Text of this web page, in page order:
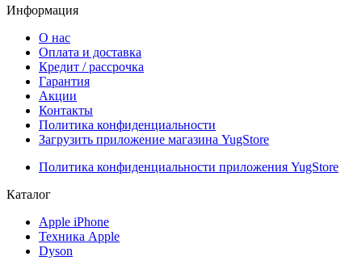
Информация
О нас
Оплата и доставка
Кредит / рассрочка
Гарантия
Акции
Контакты
Политика конфиденциальности
Загрузить приложение магазина YugStore
Политика конфиденциальности приложения YugStore
Каталог
Apple iPhone
Техника Apple
Dyson